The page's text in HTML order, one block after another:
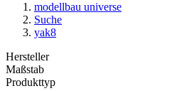
modellbau universe
Suche
yak8
Hersteller
Maßstab
Produkttyp